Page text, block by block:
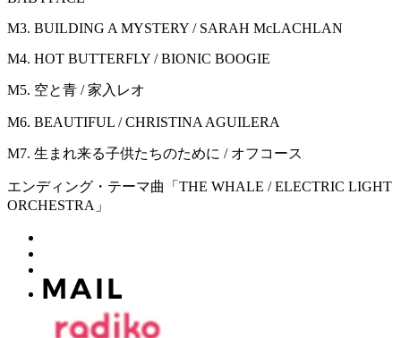
M3. BUILDING A MYSTERY / SARAH McLACHLAN
M4. HOT BUTTERFLY / BIONIC BOOGIE
M5. 空と青 / 家入レオ
M6. BEAUTIFUL / CHRISTINA AGUILERA
M7. 生まれ来る子供たちのために / オフコース
エンディング・テーマ曲「THE WHALE / ELECTRIC LIGHT
ORCHESTRA」